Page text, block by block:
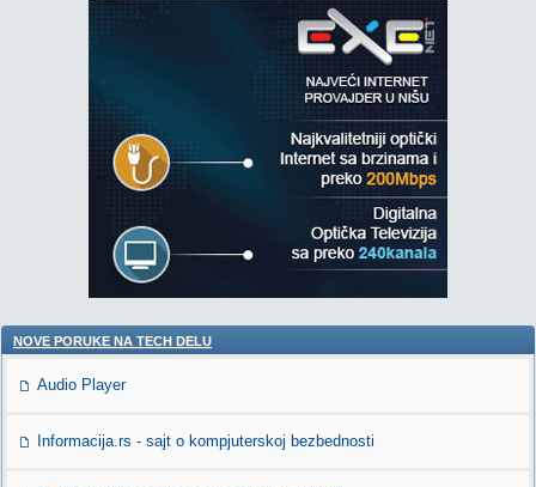
NOVE PORUKE NA TECH DELU
Audio Player
Informacija.rs - sajt o kompjuterskoj bezbednosti